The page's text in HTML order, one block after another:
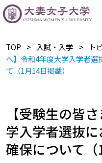
TOP 入試・入学 ト
へ】令和4年度大学入学者
て（1月14日掲載）
【受験生の皆
学入学者選抜
確保について（